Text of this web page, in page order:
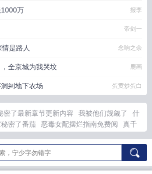
万 报李
帝剑一
是路人 念响之余
全京城为我哭坟 鹿画
到地下农场 蛋黄炒蛋白
密了最新章节更新内容 我被他们觊觎了
什
密了番茄
恶毒女配摆烂指南免费阅
真千
女王与公翁柔情之精绝女王续集
出狱狂龙
少爷免费阅读
茯苓
出狱的狂龙最新章节 凤傲天里的 穿越虫族